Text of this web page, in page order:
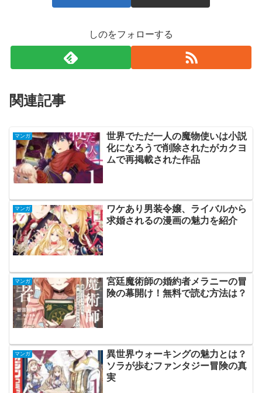
しのをフォローする
関連記事
マンガ
世界でただ一人の魔物使いは小説
化になろうで削除されたがカクヨ
ムで再掲載された作品
マンガ
ワケあり男装令嬢、ライバルから
求婚されるの漫画の魅力を紹介
マンガ
宮廷魔術師の婚約者メラニーの冒
険の幕開け！無料で読む方法は？
マンガ
異世界ウォーキングの魅力とは？
ソラが歩むファンタジー冒険の真
実